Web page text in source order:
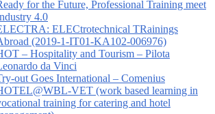
for the Future, Professional Training meet
4.0
ELECtrotechnical TRainings
(2019-1-IT01-KA102-006976)
– Hospitality and Tourism – Pilota
da Vinci
out Goes International – Comenius
VET (work based learning in
training for catering and hotel